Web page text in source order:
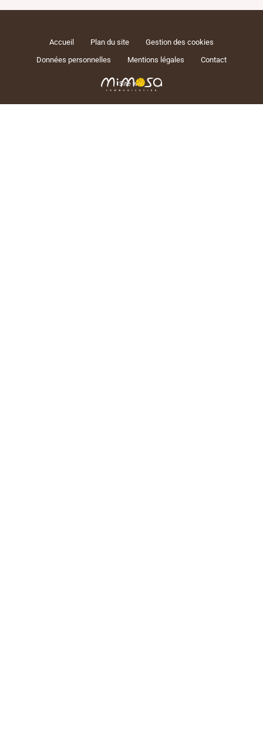
Site web
Accueil Plan du site
Gestion des cookies
Données personnelles
Mentions légales Contact